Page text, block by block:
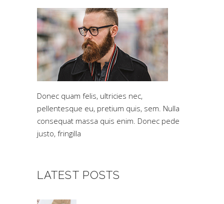
Donec quam felis, ultricies nec,
pellentesque eu, pretium quis, sem. Nulla
consequat massa quis enim. Donec pede
justo, fringilla
LATEST POSTS